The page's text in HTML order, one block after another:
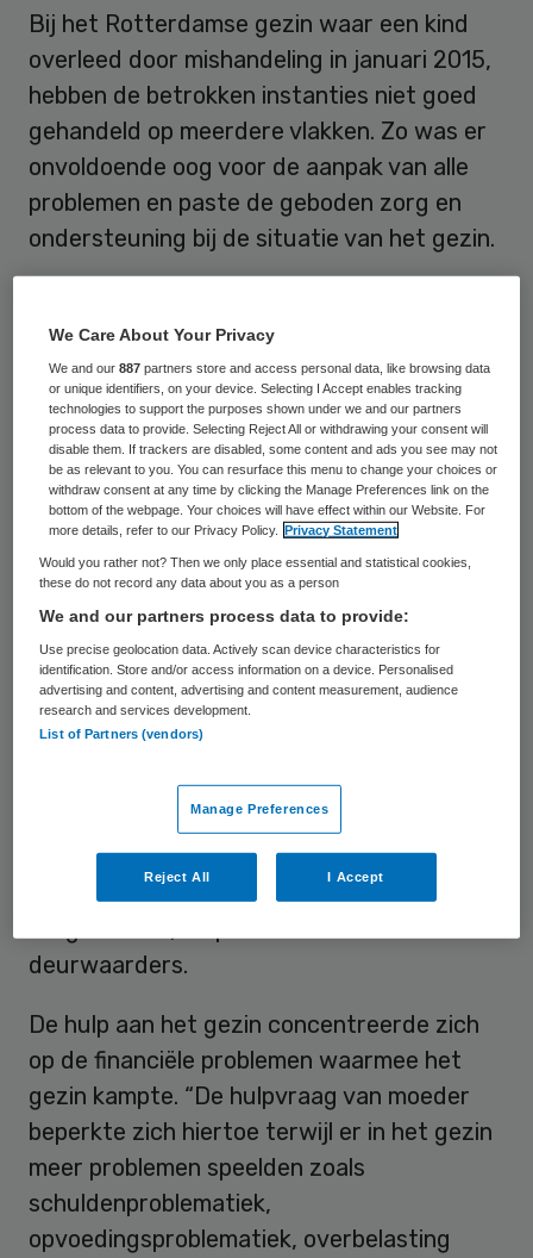
Bij het Rotterdamse gezin waar een kind
overleed door mishandeling in januari 2015,
hebben de betrokken instanties niet goed
gehandeld op meerdere vlakken. Zo was er
onvoldoende oog voor de aanpak van alle
problemen en paste de geboden zorg en
ondersteuning bij de situatie van het gezin.
inspecties, waaronder de Inspectie
Jeugdzorg en de Inspectie voor de
Gezondheidszorg.
Volgens de inspecties was er in de zorg en
ondersteuning niet alleen onvoldoende oog
voor de aanpak van alle problemen, maar
ook voor de veilige en gezonde ontwikkeling
van de kinderen. De betrokkenen boden
zorg en ondersteuning onvoldoende in
gezamenlijkheid aan. In totaal zijn veertien
instanties tussen 2012 en 2015 betrokken
geweest bij het gezin, dat met meerdere
problemen kampte. In krap drie jaar tijd is er
contact geweest tussen de moeder en
onder andere de huisarts, het Centrum
Jeugd en Gezin, twee basisscholen, Lokaal
deurwaarders.
De hulp aan het gezin concentreerde zich
op de financiële problemen waarmee het
gezin kampte. “De hulpvraag van moeder
beperkte zich hiertoe terwijl er in het gezin
meer problemen speelden zoals
schuldenproblematiek,
opvoedingsproblematiek, overbelasting
We Care About Your Privacy
We and our887 partners store and access personal data, like browsing data
or unique identifiers, on your device. Selecting I Accept enables tracking
technologies to support the purposes shown under we and our partners
process data to provide. Selecting Reject All or withdrawing your consent will
disable them. If trackers are disabled, some content and ads you see may not
be as relevant to you. You can resurface this menu to change your choices or
withdraw consent at any time by clicking the Manage Preferences link on the
bottom of the webpage. Your choices will have effect within our Website. For
more details, refer to our Privacy Policy.
Privacy Statement
Would you rather not? Then we only place essential and statistical cookies,
these do not record any data about you as a person
We and our partners process data to provide:
Use precise geolocation data. Actively scan device characteristics for
identification. Store and/or access information on a device. Personalised
advertising and content, advertising and content measurement, audience
research and services development.
List of Partners (vendors)
Manage Preferences
Reject All I Accept